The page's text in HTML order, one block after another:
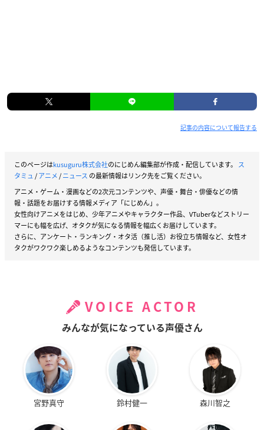
記事の内容について報告する
このページはkusuguru株式会社のにじめん編集部が作成・配信しています。 ス
タミュ/アニメ/ニュース の最新情報はリンク先をご覧ください。
アニメ・ゲーム・漫画などの2次元コンテンツや、声優・舞台・俳優などの情
報・話題をお届けする情報メディア「にじめん」。
女性向けアニメをはじめ、少年アニメやキャラクター作品、VTuberなどストリー
マーにも幅を広げ、オタクが気になる情報を幅広くお届けしています。
さらに、アンケート・ランキング・オタ活（推し活）お役立ち情報など、女性オ
タクがワクワク楽しめるようなコンテンツも発信しています。
VOICE ACTOR
みんなが気になっている声優さん
宮野真守 鈴村健一 森川智之